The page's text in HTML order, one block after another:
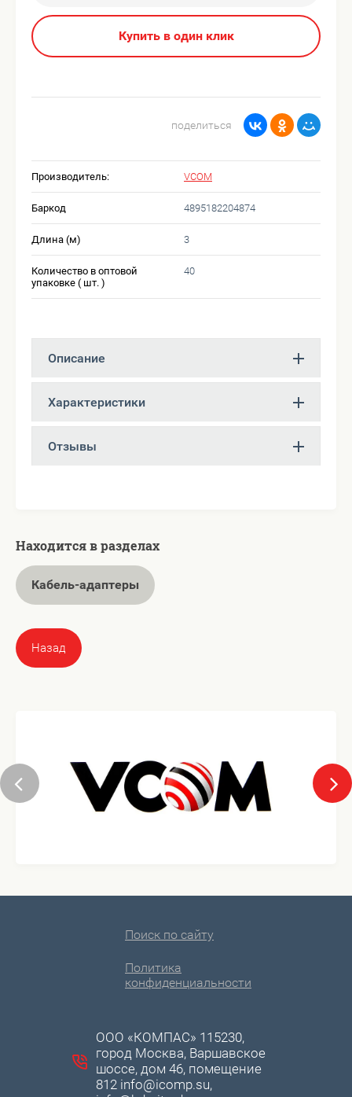
Купить в один клик
поделиться
Производитель: VCOM
Баркод 4895182204874
Длина (м) 3
Количество в оптовой
упаковке ( шт. )
40
Описание
Характеристики
Отзывы
Находится в разделах
Кабель-адаптеры
Назад
Поиск по сайту
Политика
конфиденциальности
ООО «КОМПАС» 115230,
город Москва, Варшавское
шоссе, дом 46, помещение
812 info@icomp.su,